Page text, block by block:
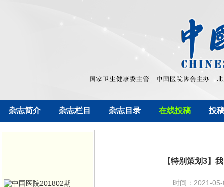
杂志简介 杂志栏目 杂志目录 在线投稿 投
【特别策划3】
时间：2021-